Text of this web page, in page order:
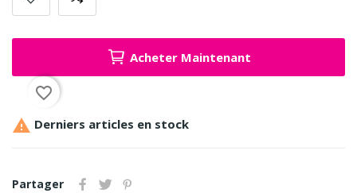
Acheter Maintenant
favorite_border
 Derniers articles en stock
Partager